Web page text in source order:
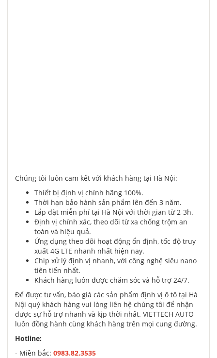
Chúng tôi luôn cam kết với khách hàng tại Hà Nội:
Thiết bị định vị chính hãng 100%.
Thời hạn bảo hành sản phẩm lên đến 3 năm.
Lắp đặt miễn phí tại Hà Nội với thời gian từ 2-3h.
Định vị chính xác, theo dõi từ xa chống trộm an
toàn và hiệu quả.
Ứng dụng theo dõi hoạt động ổn định, tốc độ truy
xuất 4G LTE nhanh nhất hiện nay.
Chip xử lý định vị nhanh, với công nghệ siêu nano
tiên tiến nhất.
Khách hàng luôn được chăm sóc và hỗ trợ 24/7.
Để được tư vấn, báo giá các sản phẩm định vị ô tô tại Hà
Nội quý khách hàng vui lòng liên hệ chúng tôi để nhận
được sự hỗ trợ nhanh và kịp thời nhất. VIETTECH AUTO
luôn đồng hành cùng khách hàng trên mọi cung đường.
Hotline:
- Miền bắc: 0983.82.3535